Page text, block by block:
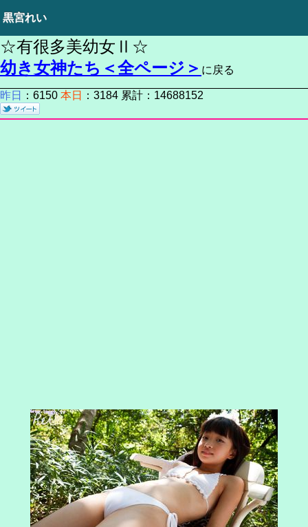
黒宮れい
☆有很多美幼女Ⅱ☆
幼き女神たち＜全ページ＞ に戻る
昨日 ：6150 本日 ：3184 累計：14688152